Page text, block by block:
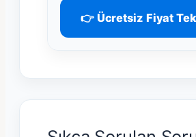
👉 Ücretsiz Fiyat